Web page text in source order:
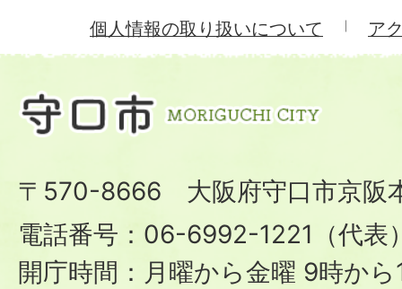
個人情報の取り扱いについて
ア
〒570-8666 大阪府守口市京阪
電話番号：06-6992-1221（代表
開庁時間：月曜から金曜 9時か